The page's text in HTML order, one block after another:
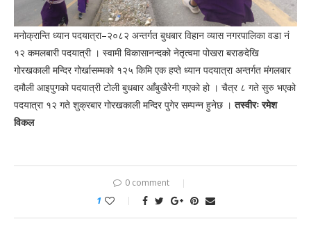
मनोक्रान्ति ध्यान पदयात्रा–२०८२ अन्तर्गत बुधबार विहान व्यास नगरपालिका वडा नं
१२ कमलबारी पदयात्री । स्वामी विकासानन्दको नेतृत्वमा पोखरा बराङदेखि
गोरखकाली मन्दिर गोर्खासम्मको १२५ किमि एक हप्ते ध्यान पदयात्रा अन्तर्गत मंगलबार
दमौली आइपुगको पदयात्री टोली बुधबार आँबुखैरेनी गएको हो । चैत्र ८ गते सुरु भएको
पदयात्रा १२ गते शुक्रबार गोरखकाली मन्दिर पुगेर सम्पन्न हुनेछ ।तस्वीरः रमेश
विकल
0 comment
1